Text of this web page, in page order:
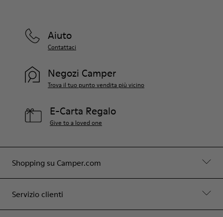
Shopping su Camper.com
Servizio clienti
Aiuto
Contattaci
Negozi Camper
Trova il tuo punto vendita più vicino
E-Carta Regalo
Give to a loved one